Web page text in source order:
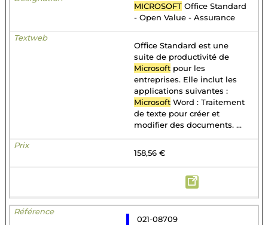
MICROSOFT Office Standard
- Open Value - Assurance
Office Standard est une
suite de productivité de
Microsoft pour les
entreprises. Elle inclut les
applications suivantes :
Microsoft Word : Traitement
de texte pour créer et
modifier des documents. ...
158,56 €
021-08709